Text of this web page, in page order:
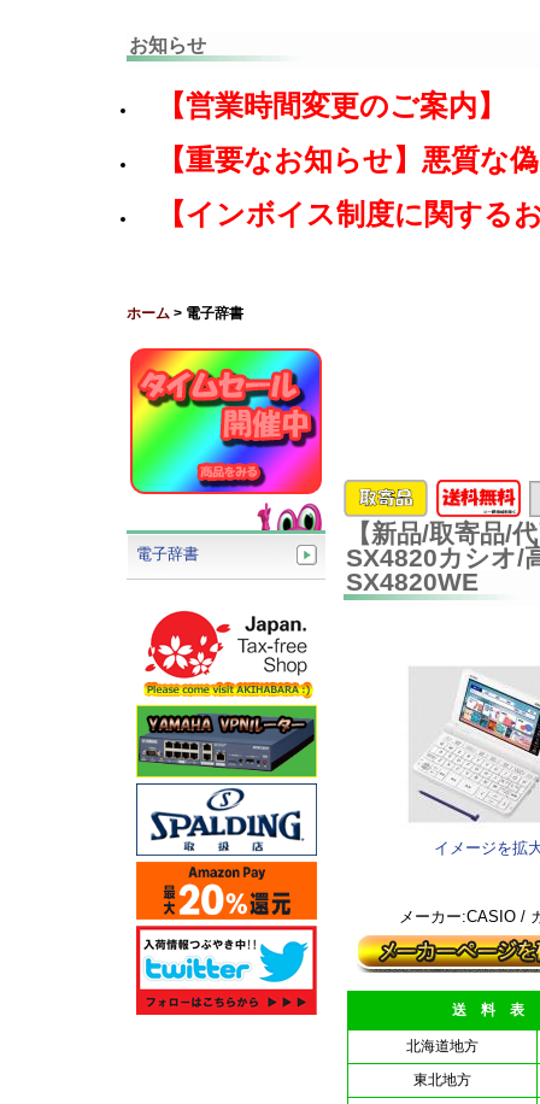
お知らせ
【営業時間変更のご案内】
【重要なお知らせ】悪質な
【インボイス制度に関する
ホーム > 電子辞書
【新品/取寄品/
SX4820カシオ/
SX4820WE
イメージを拡
メーカー:CASIO /
送 料 表
北海道地方
東北地方
電子辞書